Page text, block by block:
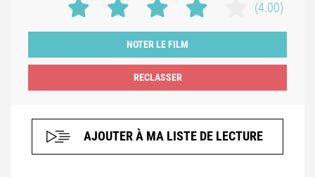
(4.00)
NOTER LE FILM
AJOUTER À MA LISTE DE LECTURE